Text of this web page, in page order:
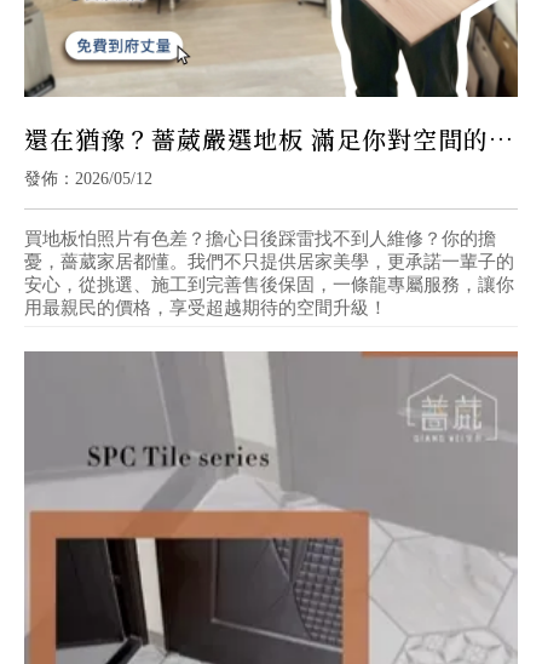
還在猶豫？薔葳嚴選地板 滿足你對空間的所
有想像！
發佈：2026/05/12
買地板怕照片有色差？擔心日後踩雷找不到人維修？你的擔
憂，薔葳家居都懂。我們不只提供居家美學，更承諾一輩子的
安心，從挑選、施工到完善售後保固，一條龍專屬服務，讓你
用最親民的價格，享受超越期待的空間升級！